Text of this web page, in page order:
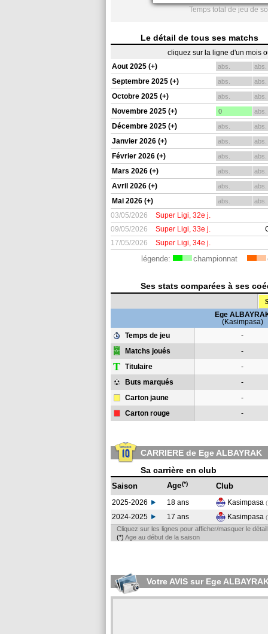
Temps total de jeu de
Le détail de tous ses matchs
cliquez sur la ligne d'un mois
Aout 2025 (+)
abs. abs.
Septembre 2025 (+) abs. abs.
Octobre 2025 (+) abs. abs.
Novembre 2025 (+) 0 abs.
Décembre 2025 (+) abs. abs.
Janvier 2026 (+) abs. abs.
Février 2026 (+) abs. abs.
Mars 2026 (+) abs. abs.
Avril 2026 (+) abs. abs.
Mai 2026 (+) abs. abs.
03/05/2026 Super Ligi, 32e j.
09/05/2026
Super Ligi, 33e j.
17/05/2026
Super Ligi, 34e j.
légende: championnat
Ses stats comparées à ses
Ege
(Kasimpasa)
Temps de jeu
-
Matchs joués -
T Titulaire -
Buts marqués -
Carton jaune -
Carton rouge -
CARRIERE de Ege ALBAYRAK
Sa carrière en club
Saison Age(*) Club
2025-2026 18 ans Kasimpasa
2024-2025
17 ans Kasimpasa
Cliquez sur les lignes pour afficher/masquer le
(*) Age au début de la saison
Votre AVIS sur Ege ALBAYRAK